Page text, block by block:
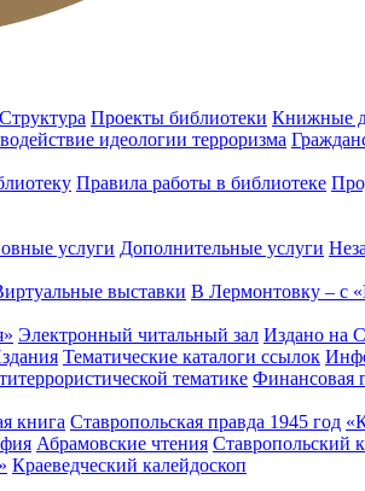
Структура Проекты библиотеки Книжные
идеологии терроризма
Правила работы в библиотеке
услуги Дополнительные услуги
выставки В Лермонтовку – с
Электронный читальный зал Издано на
Тематические каталоги ссылок
тематике Финансовая
книга Ставропольская правда 1945 год
Абрамовские чтения Ставропольский
Краеведческий калейдоскоп